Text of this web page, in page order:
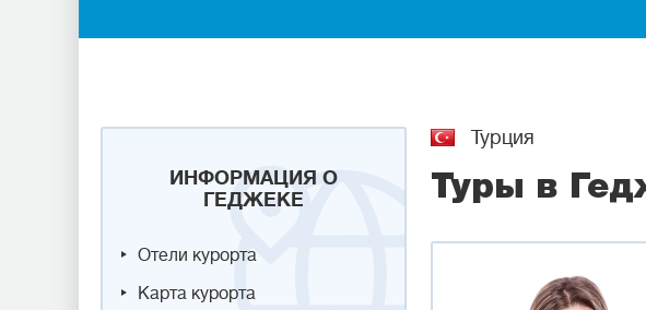
ИНФОРМАЦИЯ О
ГЕДЖЕКЕ
Отели курорта
Карта курорта
Турция
Туры в